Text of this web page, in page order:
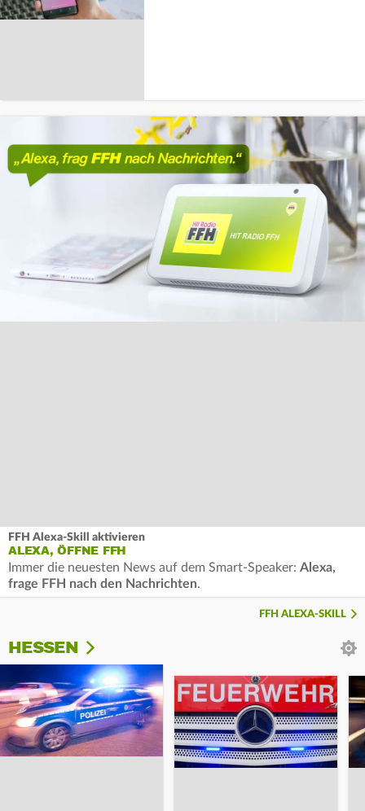
FFH Alexa-Skill aktivieren
ALEXA, ÖFFNE FFH
Immer die neuesten News auf dem Smart-Speaker: Alexa,
frage FFH nach den Nachrichten.
FFH ALEXA-SKILL
HESSEN